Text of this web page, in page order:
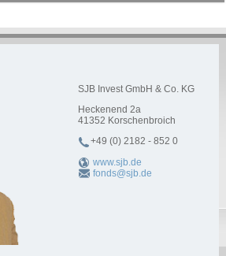
SJB Invest GmbH & Co. KG
Heckenend 2a
41352 Korschenbroich
+49 (0) 2182 - 852 0
www.sjb.de
fonds@sjb.de